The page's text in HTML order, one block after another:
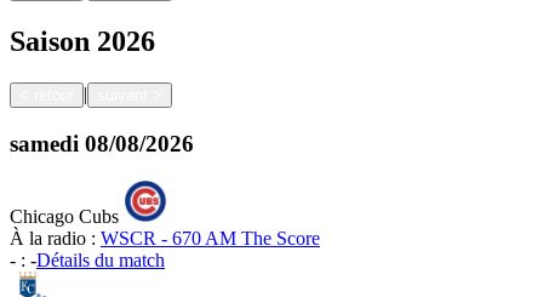
Saison 2026
|
samedi 08/08/2026
Chicago Cubs
À la radio : WSCR - 670 AM The Score
- : -Détails du match